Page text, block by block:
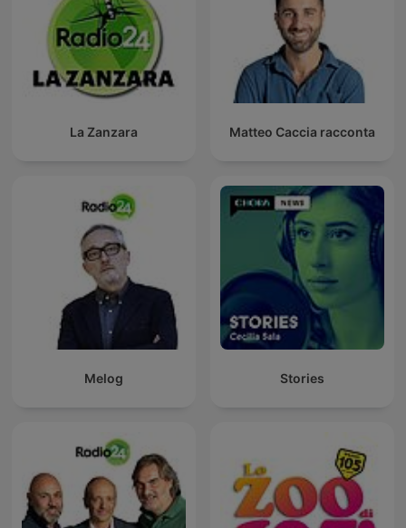
La Zanzara Matteo Caccia racconta
Melog Stories